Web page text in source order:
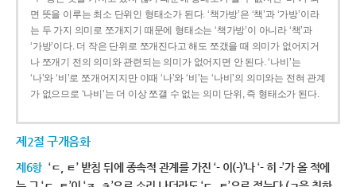
면 뜻을 이루는 최소 단위인 형태소가 된다. ‘책가방’은 ‘책’과 ‘가방’이라
는 두 가지 의미로 쪼개지기 때문에 형태소는 ‘책가방’이 아니라 ‘책’과
‘가방’이다. 더 작은 단위로 쪼개진다고 해도 쪼갰을 때 의미가 없어지거
나 쪼개기 전의 의미와 관련되는 의미가 없어지면 안 된다. ‘나비’는
‘나’와 ‘비’로 쪼개어지지만 이때 ‘나’와 ‘비’는 ‘나비’의 의미와는 전혀 관계
가 없으므로 ‘나비’는 더 이상 쪼갤 수 없는 의미 단위, 즉 형태소가 된다.
제2절 구개음화
제6항 ‘ㄷ, ㅌ’ 받침 뒤에 종속적 관계를 가진 ‘- 이(-)’나 ‘- 히 -’가 올 적에